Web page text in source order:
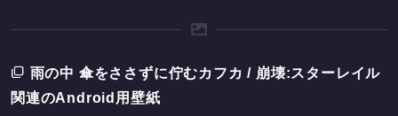
雨の中 傘をささずに佇むカフカ / 崩壊:スターレイル
関連のAndroid用壁紙